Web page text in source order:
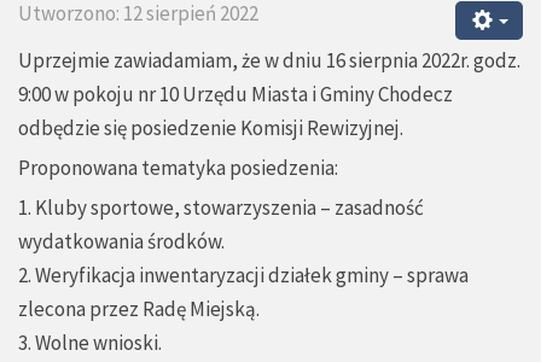
Utworzono: 12 sierpień 2022
Uprzejmie zawiadamiam, że w dniu 16 sierpnia 2022r. godz.
9:00 w pokoju nr 10 Urzędu Miasta i Gminy Chodecz
odbędzie się posiedzenie Komisji Rewizyjnej.
Proponowana tematyka posiedzenia:
1. Kluby sportowe, stowarzyszenia – zasadność
wydatkowania środków.
2. Weryfikacja inwentaryzacji działek gminy – sprawa
zlecona przez Radę Miejską.
3. Wolne wnioski.